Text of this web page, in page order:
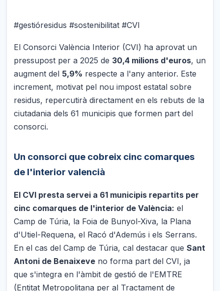
#gestióresidus #sostenibilitat #CVI
El Consorci València Interior (CVI) ha aprovat un
pressupost per a 2025 de 30,4 milions d'euros, un
augment del 5,9% respecte a l'any anterior. Este
increment, motivat pel nou impost estatal sobre
residus, repercutirà directament en els rebuts de la
ciutadania dels 61 municipis que formen part del
consorci.
Un consorci que cobreix cinc comarques
de l'interior valencià
El CVI presta servei a 61 municipis repartits per
cinc comarques de l'interior de València: el
Camp de Túria, la Foia de Bunyol-Xiva, la Plana
d'Utiel-Requena, el Racó d'Ademús i els Serrans.
En el cas del Camp de Túria, cal destacar queSant
Antoni de Benaixeve no forma part del CVI, ja
que s'integra en l'àmbit de gestió de l'EMTRE
(Entitat Metropolitana per al Tractament de